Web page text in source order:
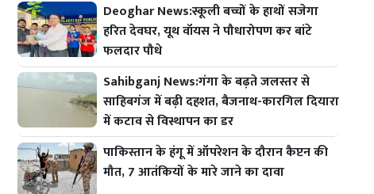
Deoghar News:स्कूली बच्चों के हाथों सजेगा
हरित देवघर, यूथ वॉयस ने पौधारोपण कर बांटे
फलदार पौधे
Sahibganj News:गंगा के बढ़ते जलस्तर से
साहिबगंज में बढ़ी दहशत, बैजनाथ-कारगिल दियारा
में कटाव से विस्थापन का डर
पाकिस्तान के हंगू में ऑपरेशन के दौरान कैप्टन की
मौत, 7 आतंकियों के मारे जाने का दावा